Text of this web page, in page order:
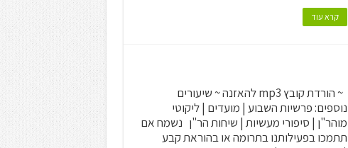
קרא עוד
~ הורדת קובץ mp3 להאזנה ~ שיעורים
נוספים: פרשיות השבוע | מועדים | ליקוטי
מוהר"ן | סיפורי מעשיות | שיחות הר"ן נשמח אם
תתמכו בפעילותנו בתרומה או בהוראת קבע